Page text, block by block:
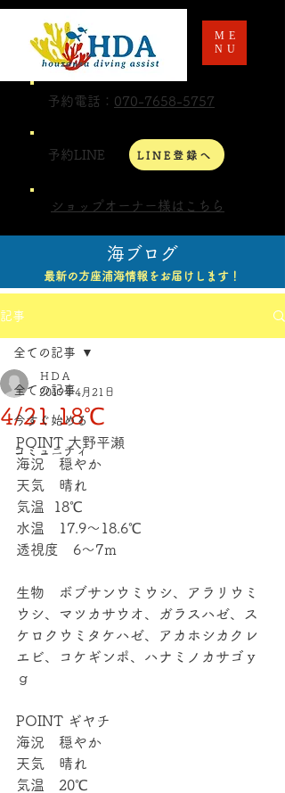
予約電話： 070-7658-5757
予約LINE LINE登録へ
ショップオーナー様はこちら
ME
NU
海ブログ
最新の方座浦海情報をお届けします！
記事
全ての記事
今すぐ始める
コミュニティ
全ての記事
4/21 18℃
ＨＤＡ
2019年4月21日
POINT 大野平瀬
海況　穏やか
天気　晴れ
気温  18℃
水温　17.9～18.6℃
透視度　6～7ｍ
生物　ボブサンウミウシ、アラリウミ
ウシ、マツカサウオ、ガラスハゼ、ス
ケロクウミタケハゼ、アカホシカクレ
エビ、コケギンポ、ハナミノカサゴｙ
ｇ
POINT ギヤチ
海況　穏やか
天気　晴れ
気温　20℃